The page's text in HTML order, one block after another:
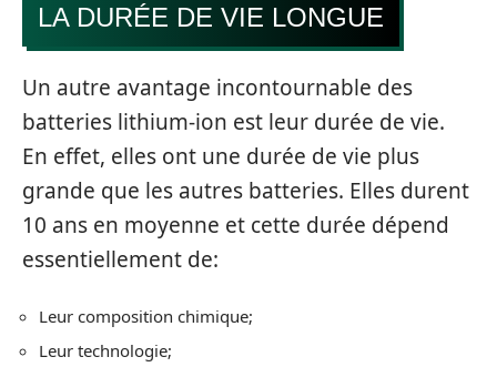
LA DURÉE DE VIE LONGUE
Un autre avantage incontournable des
batteries lithium-ion est leur durée de vie.
En effet, elles ont une durée de vie plus
grande que les autres batteries. Elles durent
10 ans en moyenne et cette durée dépend
essentiellement de:
Leur composition chimique;
Leur technologie;